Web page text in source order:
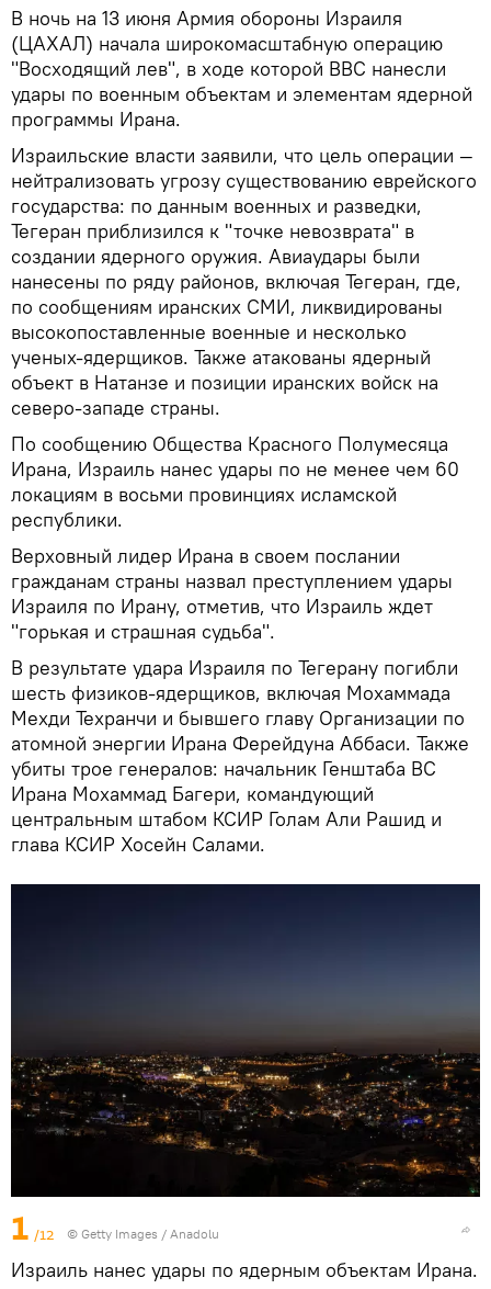
В ночь на 13 июня Армия обороны Израиля
(ЦАХАЛ) начала широкомасштабную операцию
"Восходящий лев", в ходе которой ВВС нанесли
удары по военным объектам и элементам ядерной
программы Ирана.
Израильские власти заявили, что цель операции —
нейтрализовать угрозу существованию еврейского
государства: по данным военных и разведки,
Тегеран приблизился к "точке невозврата" в
создании ядерного оружия. Авиаудары были
нанесены по ряду районов, включая Тегеран, где,
по сообщениям иранских СМИ, ликвидированы
высокопоставленные военные и несколько
ученых-ядерщиков. Также атакованы ядерный
объект в Натанзе и позиции иранских войск на
северо-западе страны.
По сообщению Общества Красного Полумесяца
Ирана, Израиль нанес удары по не менее чем 60
локациям в восьми провинциях исламской
республики.
Верховный лидер Ирана в своем послании
гражданам страны назвал преступлением удары
Израиля по Ирану, отметив, что Израиль ждет
"горькая и страшная судьба".
В результате удара Израиля по Тегерану погибли
шесть физиков-ядерщиков, включая Мохаммада
Мехди Техранчи и бывшего главу Организации по
атомной энергии Ирана Ферейдуна Аббаси. Также
убиты трое генералов: начальник Генштаба ВС
Ирана Мохаммад Багери, командующий
центральным штабом КСИР Голам Али Рашид и
глава КСИР Хосейн Салами.
1 /12 © Getty Images / Anadolu
Израиль нанес удары по ядерным объектам Ирана.